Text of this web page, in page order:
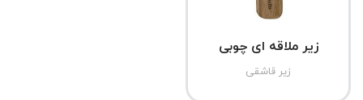
زیر ملاقه ای چوبی
زیر قاشقی